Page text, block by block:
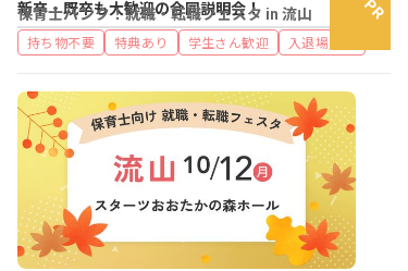
保育士バンク！就職・転職フェスタ in 流山
新卒・既卒も大歓迎の合同説明会！
持ち物不要 特典あり 学生さん歓迎 入退場自由